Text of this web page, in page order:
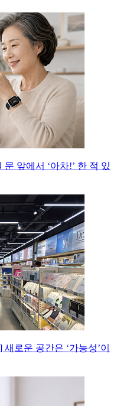
앞에서 ‘아차!’ 한 적 있
로운 공간은 ‘가능성’이